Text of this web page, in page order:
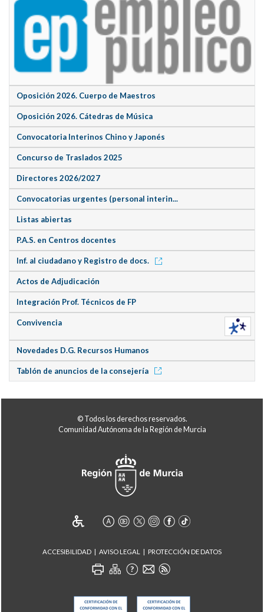
Oposición 2026. Cuerpo de Maestros
Oposición 2026. Cátedras de Música
Convocatoria Interinos Chino y Japonés
Concurso de Traslados 2025
Directores 2026/2027
Convocatorias urgentes (personal interin...
Listas abiertas
P.A.S. en Centros docentes
Inf. al ciudadano y Registro de docs.
Actos de Adjudicación
Integración Prof. Técnicos de FP
Convivencia
Novedades D.G. Recursos Humanos
Tablón de anuncios de la consejería
© Todos los derechos reservados.
Comunidad Autónoma de la Región de Murcia
ACCESIBILIDAD AVISO LEGAL PROTECCIÓN DE DATOS